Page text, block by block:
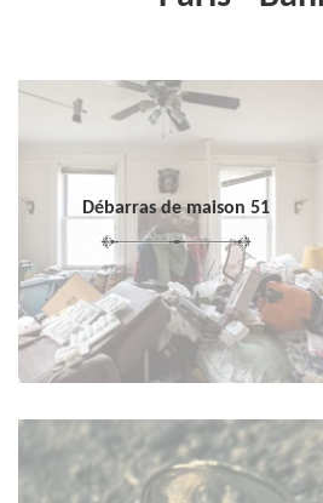
Débarras de maison 51